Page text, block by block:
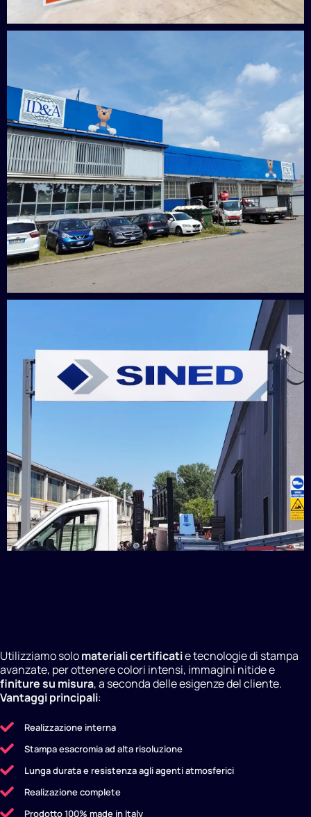
Utilizziamo solomateriali certificatie tecnologie di stampa
avanzate, per ottenere colori intensi, immagini nitide e
finiture su misura, a seconda delle esigenze del cliente.
Vantaggi principali:
Realizzazione interna
Stampa esacromia ad alta risoluzione
Lunga durata e resistenza agli agenti atmosferici
Realizazione complete
Prodotto 100% made in Italy